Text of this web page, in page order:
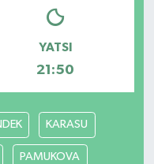
YATSI
21:50
KARASU
PAMUKOVA